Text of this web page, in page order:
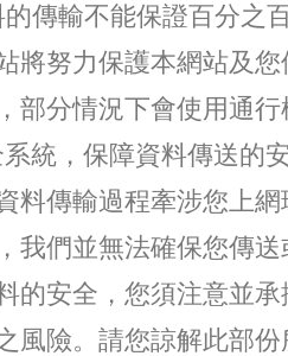
的傳輸不能保證百分之
將努力保護本網站及您
部分情況下會使用通行
統，保障資料傳送的
料傳輸過程牽涉您上網
我們並無法確保您傳送
的安全，您須注意並承
風險。請您諒解此部份